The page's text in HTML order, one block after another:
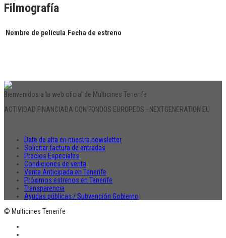
Filmografía
Nombre de película Fecha de estreno
Bienvenidos a la web oficial de Multicines Tenerife
ACTIVIDAD FINANCIADA CON FONDOS EUROPEOS - NEXTGENERATION EU
Date de alta en nuestra newsletter
Solicitar factura de entradas
Precios Especiales
Condiciones de venta
Venta Anticipada en Tenerife
Próximos estrenos en Tenerife
Transparencia
Ayudas públicas / Subvención Gobierno
© Multicines Tenerife